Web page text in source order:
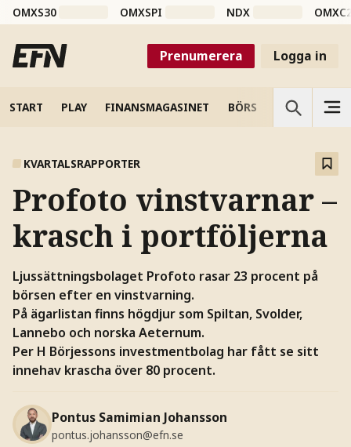
OMXS30 OMXSPI NDX
Prenumerera Logga in
START PLAY FINANSMAGASINET BÖRS VETENSKAP
KVARTALSRAPPORTER
Profoto vinstvarnar –
krasch i portföljerna
Ljussättningsbolaget Profoto rasar 23 procent på
börsen efter en vinstvarning.
På ägarlistan finns högdjur som Spiltan, Svolder,
Lannebo och norska Aeternum.
Per H Börjessons investmentbolag har fått se sitt
innehav krascha över 80 procent.
Pontus Samimian Johansson
pontus.johansson@efn.se